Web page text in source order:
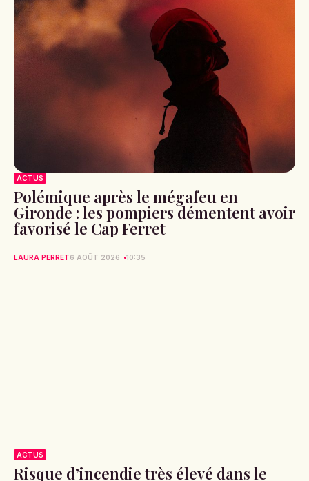
ACTUS
Polémique après le mégafeu en
Gironde : les pompiers démentent avoir
favorisé le Cap Ferret
LAURA PERRET6 AOÛT 2026 10:35
ACTUS
Risque d’incendie très élevé dans le